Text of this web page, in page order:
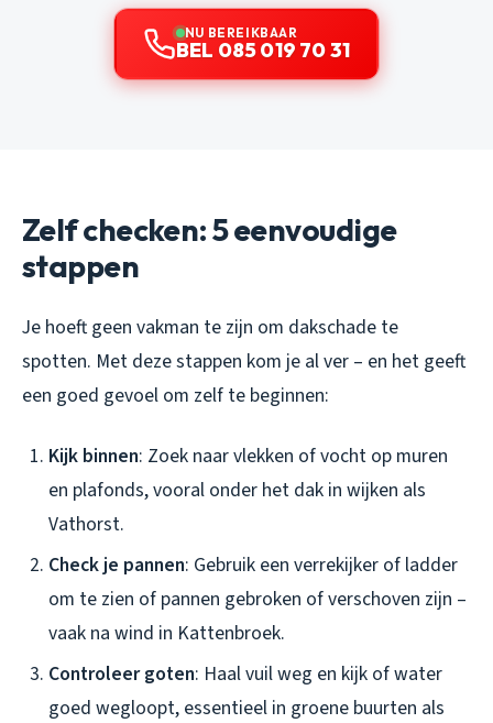
NU BEREIKBAAR
BEL 085 019 70 31
Zelf checken: 5 eenvoudige
stappen
Je hoeft geen vakman te zijn om dakschade te
spotten. Met deze stappen kom je al ver – en het geeft
een goed gevoel om zelf te beginnen:
Kijk binnen: Zoek naar vlekken of vocht op muren
en plafonds, vooral onder het dak in wijken als
Vathorst.
Check je pannen: Gebruik een verrekijker of ladder
om te zien of pannen gebroken of verschoven zijn –
vaak na wind in Kattenbroek.
Controleer goten: Haal vuil weg en kijk of water
goed wegloopt, essentieel in groene buurten als